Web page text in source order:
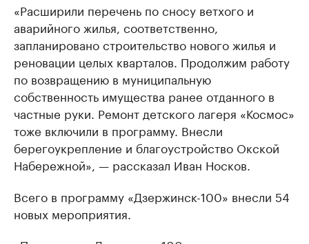
«Расширили перечень по сносу ветхого и
аварийного жилья, соответственно,
запланировано строительство нового жилья и
реновации целых кварталов. Продолжим работу
по возвращению в муниципальную
собственность имущества ранее отданного в
частные руки. Ремонт детского лагеря «Космос»
тоже включили в программу. Внесли
берегоукрепление и благоустройство Окской
Набережной», — рассказал Иван Носков.
Всего в программу «Дзержинск-100» внесли 54
новых мероприятия.